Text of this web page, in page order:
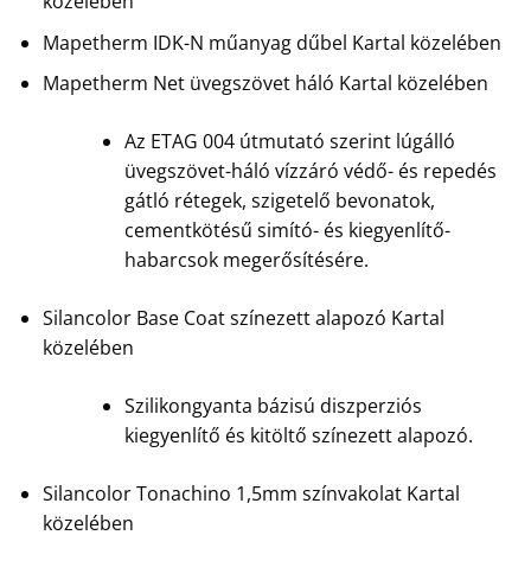
Mapetherm IDK-N műanyag dűbel Kartal közelében
Mapetherm Net üvegszövet háló Kartal közelében
Az ETAG 004 útmutató szerint lúgálló
üvegszövet-háló vízzáró védő- és repedés
gátló rétegek, szigetelő bevonatok,
cementkötésű simító- és kiegyenlítő-
habarcsok megerősítésére.
Silancolor Base Coat színezett alapozó Kartal
közelében
Szilikongyanta bázisú diszperziós
kiegyenlítő és kitöltő színezett alapozó.
Silancolor Tonachino 1,5mm színvakolat Kartal
közelében